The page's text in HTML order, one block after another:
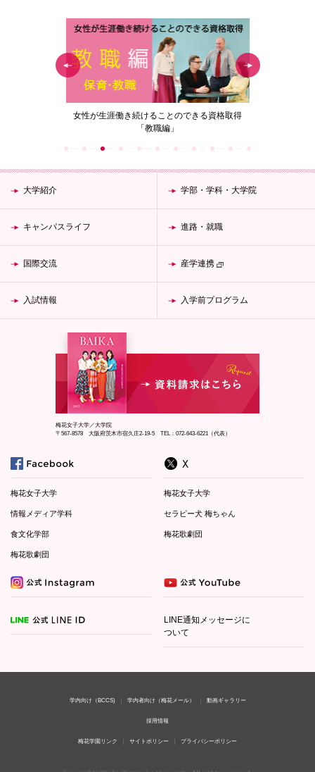
女性が生涯働き続けることのできる資格取得
「教職編」
大学紹介 学部・学科・大学院
キャンパスライフ 進路・就職
国際交流 産学連携
入試情報 入学前プログラム
梅花女子大学／大学院
〒567-8578 大阪府茨木市宿久庄2-19-5 TEL：072-643-6221（代表）
梅花女子大学
情報メディア学科
食文化学部
梅花歌劇団
梅花女子大学
セラピー犬 梅ちゃん
梅花歌劇団
LINE通知メッセージに
ついて
学内向け（BCCS) 学内者向け（梅花メール） 動画ギャラリー
採用情報
梅花学園リンク サイトポリシー プライバシーポリシー